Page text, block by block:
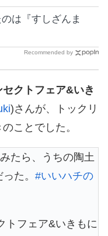
は『すしざんま
Recommended by
クトフェア&いき
)さんが、トックリ
ことでした。
たら、うちの陶土
た。 #いいハチの
トフェア&いきもに